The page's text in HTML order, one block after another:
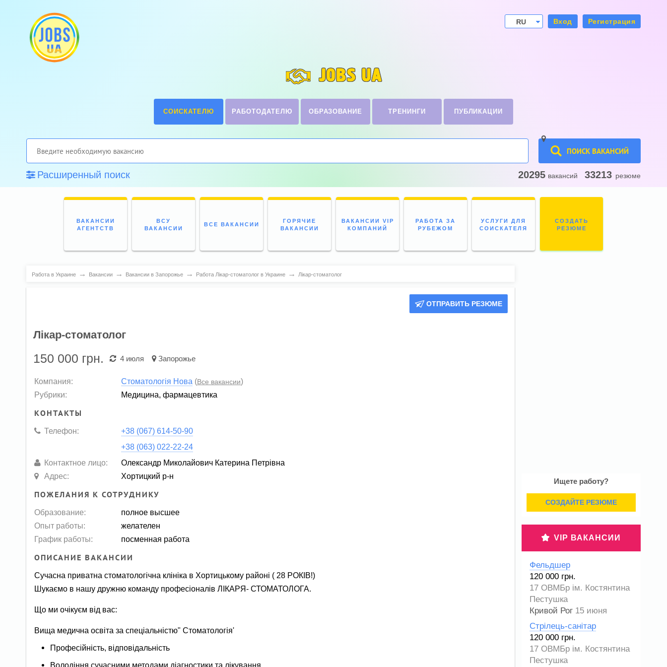
RU
Вход Регистрация
JOBS UA
СОИСКАТЕЛЮ РАБОТОДАТЕЛЮ ОБРАЗОВАНИЕ ТРЕНИНГИ ПУБЛИКАЦИИ
ПОИСК ВАКАНСИЙ
Расширенный поиск 20295 вакансий 33213 резюме
ВАКАНСИИ
АГЕНТСТВ
ВСУ
ВАКАНСИИ
ВСЕ ВАКАНСИИ
ГОРЯЧИЕ
ВАКАНСИИ
ВАКАНСИИ VIP
КОМПАНИЙ
РАБОТА ЗА
РУБЕЖОМ
УСЛУГИ ДЛЯ
СОИСКАТЕЛЯ
СОЗДАТЬ
РЕЗЮМЕ
Работа в Украине → Вакансии → Вакансии в Запорожье → Работа Лікар-стоматолог в Украине → Лікар-стоматолог
ОТПРАВИТЬ РЕЗЮМЕ
Лікар-стоматолог
150 000 грн. 4 июля Запорожье
Компания: Стоматологія Нова (Все вакансии)
Рубрики:
Медицина, фармацевтика
КОНТАКТЫ
Телефон:
+38 (067) 614-50-90
+38 (063) 022-22-24
Контактное лицо:
Олександр Миколайович Катерина Петрівна
Адрес:
Хортицкий р-н
ПОЖЕЛАНИЯ К СОТРУДНИКУ
Образование:
полное высшее
Опыт работы:
желателен
График работы:
посменная работа
ОПИСАНИЕ ВАКАНСИИ
Сучасна приватна стоматологічна клініка в Хортицькому районі ( 28 РОКІВ!)
Шукаємо в нашу дружню команду професіоналів ЛІКАРЯ- СТОМАТОЛОГА.
Що ми очікуєм від вас:
Вища медична освіта за спеціальністю" Cтоматологія'
Професійність, відповідальність
Володіння сучасними методами діагностики та лікування
Ищете работу?
СОЗДАЙТЕ РЕЗЮМЕ
VIP ВАКАНСИИ
Фельдшер
120 000 грн.
17 ОВМБр ім. Костянтина
Пестушка
Кривой Рог 15 июня
Стрілець-санітар
120 000 грн.
17 ОВМБр ім. Костянтина
Пестушка